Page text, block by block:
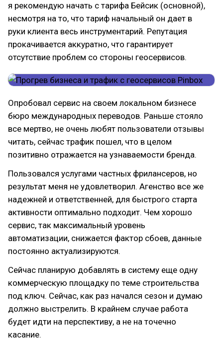
я рекомендую начать с тарифа Бейсик (основной),
несмотря на то, что тариф начальный он дает в
руки клиента весь инструментарий. Репутация
прокачивается аккуратно, что гарантирует
отсутствие проблем со стороны геосервисов.
Опробовал сервис на своем локальном бизнесе
бюро международных переводов. Раньше стояло
все мертво, не очень любят пользователи отзывы
читать, сейчас трафик пошел, что в целом
позитивно отражается на узнаваемости бренда.
Пользовался услугами частных фрилансеров, но
результат меня не удовлетворил. Агенство все же
надежней и ответственней, для быстрого старта
активности оптимально подходит. Чем хорошо
сервис, так максимальный уровень
автоматизации, снижается фактор сбоев, данные
постоянно актуализируются.
Сейчас планирую добавлять в систему еще одну
коммерческую площадку по теме строительства
под ключ. Сейчас, как раз начался сезон и думаю
должно выстрелить. В крайнем случае работа
будет идти на перспективу, а не на точечно
касание.